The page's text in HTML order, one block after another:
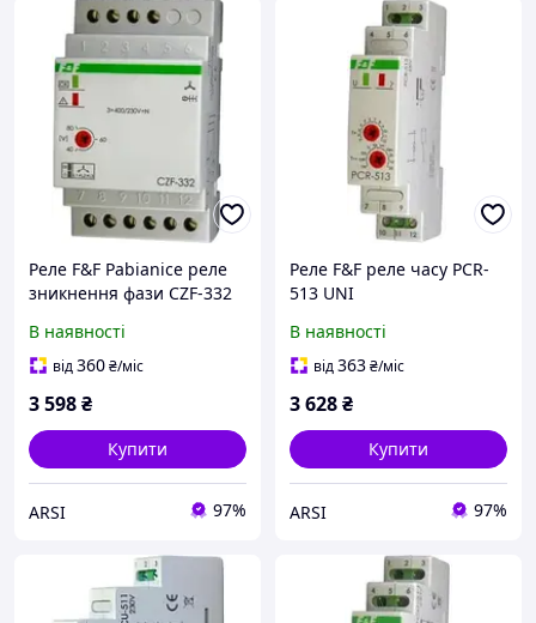
Реле F&F Pabianice реле
зникнення фази CZF-332
В наявності
від360₴/міс
3 598₴
Купити
ARSI 97%
Реле F&F реле часу PCR-
513 UNI
В наявності
від363₴/міс
3 628₴
Купити
ARSI 97%